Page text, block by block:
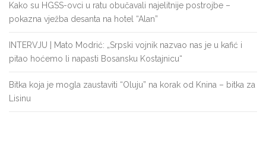
Kako su HGSS-ovci u ratu obučavali najelitnije postrojbe –
pokazna vježba desanta na hotel “Alan”
INTERVJU | Mato Modrić: „Srpski vojnik nazvao nas je u kafić i
pitao hoćemo li napasti Bosansku Kostajnicu“
Bitka koja je mogla zaustaviti “Oluju” na korak od Knina – bitka za
Lisinu